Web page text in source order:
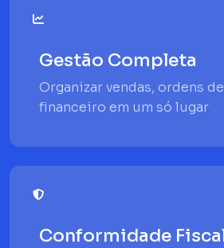
Gestão Completa
Organizar vendas, ordens
financeiro em um só lugar
Conformidade